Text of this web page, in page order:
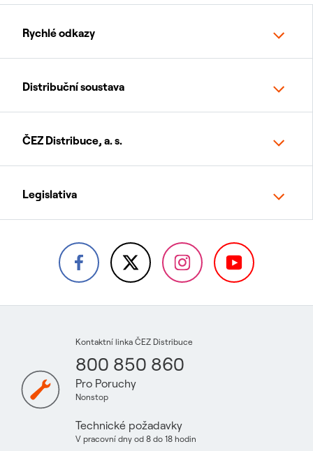
Rychlé odkazy
Distribuční soustava
ČEZ Distribuce, a. s.
Legislativa
Kontaktní linka ČEZ Distribuce
800 850 860
Pro Poruchy
Nonstop
Technické požadavky
V pracovní dny od 8 do 18 hodin